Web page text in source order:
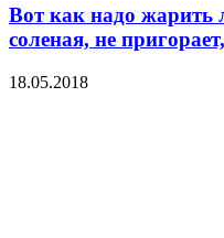
Вот как надо
соленая, не
18.05.2018